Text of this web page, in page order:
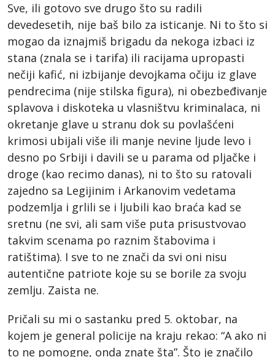
Sve, ili gotovo sve drugo što su radili
devedesetih, nije baš bilo za isticanje. Ni to što si
mogao da iznajmiš brigadu da nekoga izbaci iz
stana (znala se i tarifa) ili racijama upropasti
nečiji kafić, ni izbijanje devojkama očiju iz glave
pendrecima (nije stilska figura), ni obezbeđivanje
splavova i diskoteka u vlasništvu kriminalaca, ni
okretanje glave u stranu dok su povlašćeni
krimosi ubijali više ili manje nevine ljude levo i
desno po Srbiji i davili se u parama od pljačke i
droge (kao recimo danas), ni to što su ratovali
zajedno sa Legijinim i Arkanovim vedetama
podzemlja i grlili se i ljubili kao braća kad se
sretnu (ne svi, ali sam više puta prisustvovao
takvim scenama po raznim štabovima i
ratištima). I sve to ne znači da svi oni nisu
autentične patriote koje su se borile za svoju
zemlju. Zaista ne.
Pričali su mi o sastanku pred 5. oktobar, na
kojem je general policije na kraju rekao: “A ako ni
to ne pomogne, onda znate šta”. Što je značilo